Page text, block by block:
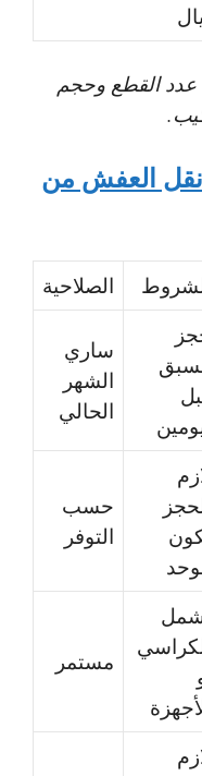
عدد القطع وحجم
العفش من
الصلاحية
ساري
الشهر
الحالي
حسب
التوفر
مستمر